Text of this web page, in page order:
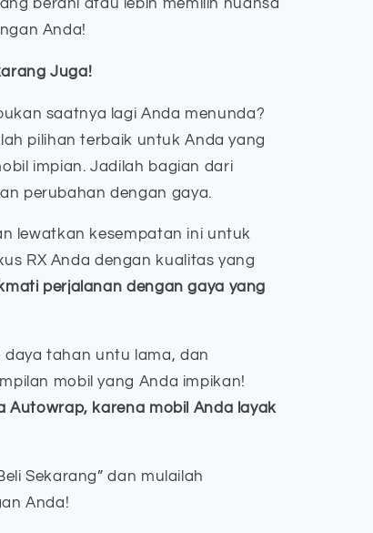
berani atau lebih memilih nuansa
Anda!
Juga!
saatnya lagi Anda menunda?
pilihan terbaik untuk Anda yang
impian. Jadilah bagian dari
perubahan dengan gaya.
lewatkan kesempatan ini untuk
RX Anda dengan kualitas yang
perjalanan dengan gaya yang
tahan untu lama, dan
mobil yang Anda impikan!
Autowrap, karena mobil Anda layak
Sekarang” dan mulailah
Anda!